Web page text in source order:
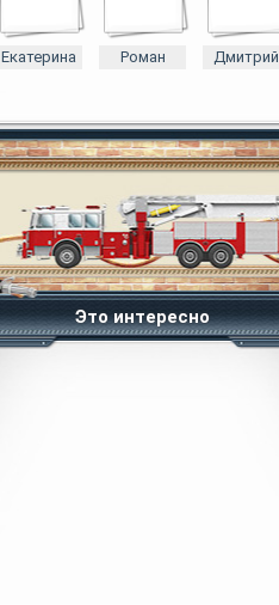
Екатерина Роман Дмитрий
Это интересно